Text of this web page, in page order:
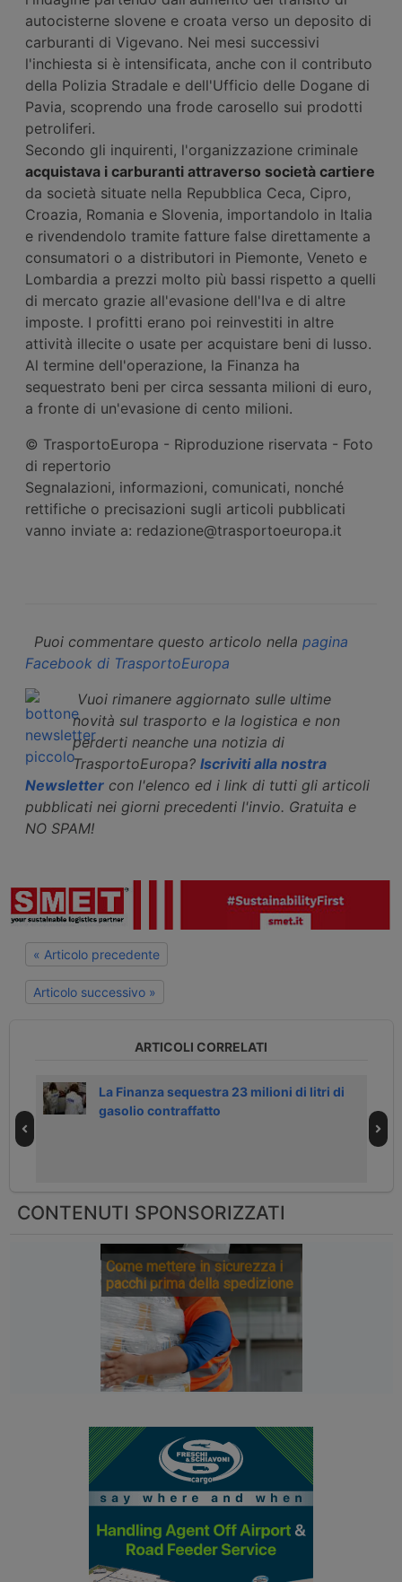
autocisterne slovene e croata verso un deposito di
carburanti di Vigevano. Nei mesi successivi
l'inchiesta si è intensificata, anche con il contributo
della Polizia Stradale e dell'Ufficio delle Dogane di
Pavia, scoprendo una frode carosello sui prodotti
petroliferi.
Secondo gli inquirenti, l'organizzazione criminale
acquistava i carburanti attraverso società cartiere
da società situate nella Repubblica Ceca, Cipro,
Croazia, Romania e Slovenia, importandolo in Italia
e rivendendolo tramite fatture false direttamente a
consumatori o a distributori in Piemonte, Veneto e
Lombardia a prezzi molto più bassi rispetto a quelli
di mercato grazie all'evasione dell'Iva e di altre
imposte. I profitti erano poi reinvestiti in altre
attività illecite o usate per acquistare beni di lusso.
Al termine dell'operazione, la Finanza ha
sequestrato beni per circa sessanta milioni di euro,
a fronte di un'evasione di cento milioni.
© TrasportoEuropa - Riproduzione riservata - Foto
di repertorio
Segnalazioni, informazioni, comunicati, nonché
rettifiche o precisazioni sugli articoli pubblicati
vanno inviate a: redazione@trasportoeuropa.it
Puoi commentare questo articolo nella pagina
Facebook di TrasportoEuropa
Vuoi rimanere aggiornato sulle ultime
novità sul trasporto e la logistica e non
perderti neanche una notizia di
TrasportoEuropa? Iscriviti alla nostra
Newsletter con l'elenco ed i link di tutti gli articoli
pubblicati nei giorni precedenti l'invio. Gratuita e
NO SPAM!
« Articolo precedente
Articolo successivo »
ARTICOLI CORRELATI
La Finanza sequestra 23 milioni di litri di
gasolio contraffatto
CONTENUTI SPONSORIZZATI
Come mettere in sicurezza i
pacchi prima della spedizione